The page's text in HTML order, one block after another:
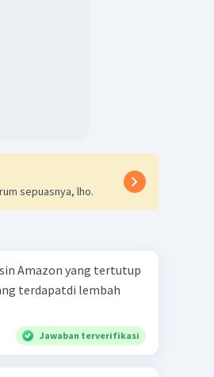
sepuasnya, lho.
Amazon yang tertutup
terdapatdi lembah
Jawaban terverifikasi